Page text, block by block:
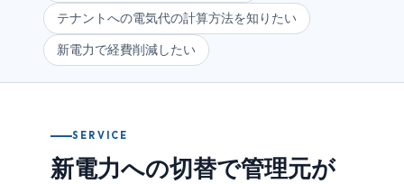
テナントへの電気代の計算方法を知りたい
新電力で経費削減したい
SERVICE
新電力への切替で管理元が